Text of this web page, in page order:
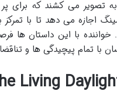
تصویر می کشند که برای
به فلمینگ اجازه می دهد تا با
با این داستان ها
با تمام پیچیدگی ها و